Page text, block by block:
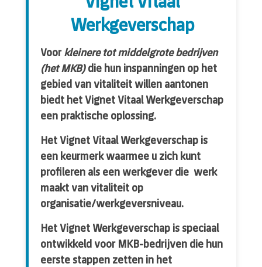
Werkgeverschap
Voorkleinere tot middelgrote bedrijven
(het MKB)die hun inspanningen op het
gebied van vitaliteit willen aantonen
biedt het Vignet Vitaal Werkgeverschap
een praktische oplossing.
Het Vignet Vitaal Werkgeverschap is
een keurmerk waarmee u zich kunt
profileren als een werkgever die werk
maakt van vitaliteit op
organisatie/werkgeversniveau.
Het Vignet Werkgeverschap is speciaal
ontwikkeld voor MKB-bedrijven die hun
eerste stappen zetten in het